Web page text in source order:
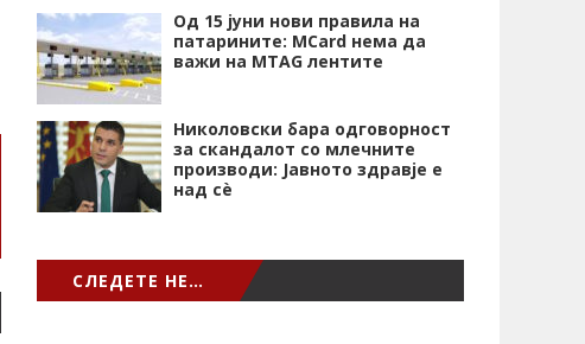
Од 15 јуни нови правила на
патарините: MCard нема да
важи на MTAG лентите
Николовски бара одговорност
за скандалот со млечните
производи: Јавното здравје е
над сѐ
СЛЕДЕТЕ НЕ…